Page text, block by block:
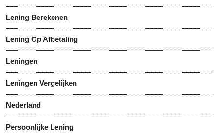
Lening Berekenen
Lening Op Afbetaling
Leningen
Leningen Vergelijken
Nederland
Persoonlijke Lening